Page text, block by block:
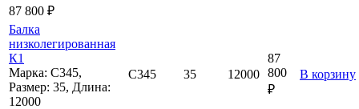
87 800 ₽
Балка
низколегированная
К1
Марка: С345,
Размер: 35, Длина:
12000
С345 35 12000
87
800
₽
В корзину